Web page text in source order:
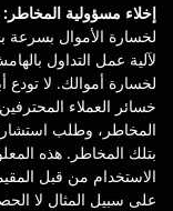
إخلاء مسؤولية المخاطر :
لخسارة الأموال بسرعة
لآلية عمل التداول
لخسارة أموالك. لا تودع
خسائر العملاء
المخاطر، وطلب
بتلك المخاطر. هذه
الاستخدام من قبل
على سبيل المثال لا